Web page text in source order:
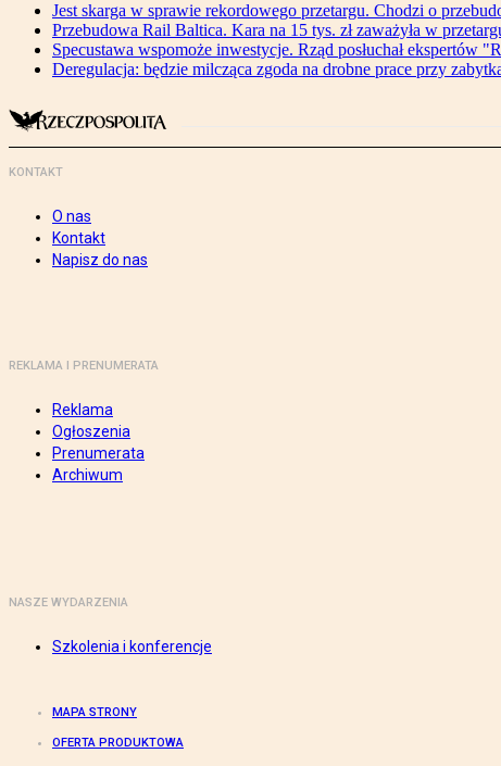
Jest skarga w sprawie rekordowego przetargu. Chodzi o
Przebudowa Rail Baltica. Kara na 15 tys. zł zaważyła w
Specustawa wspomoże inwestycje. Rząd posłuchał ekspertów
Deregulacja: będzie milcząca zgoda na drobne prace przy
KONTAKT
O nas
Kontakt
Napisz do nas
REKLAMA I PRENUMERATA
Reklama
Ogłoszenia
Prenumerata
Archiwum
NASZE WYDARZENIA
Szkolenia i konferencje
MAPA STRONY
OFERTA PRODUKTOWA